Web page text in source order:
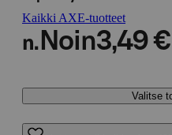
Kaikki AXE-tuotteet
n. Noin3,49 €
Valitse